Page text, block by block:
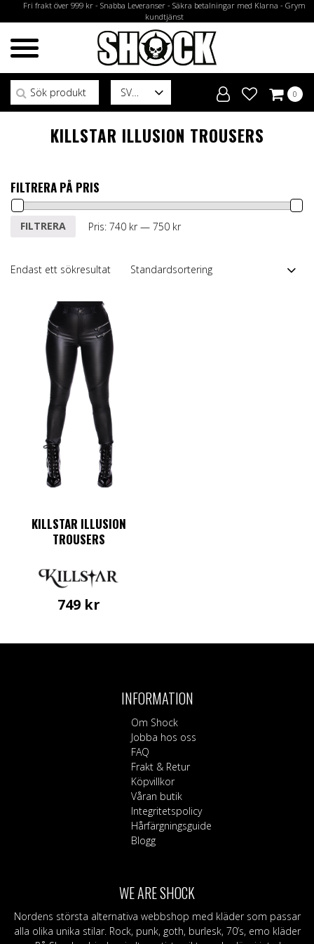
Fri frakt över 999 kr - Snabba Leveranser - Säkra betalningar med Klarna - Grym
kundtjänst
SV
Sök efter:
0
KILLSTAR ILLUSION TROUSERS
FILTRERA PÅ PRIS
Min
MaxFILTRERA Pris: 740 kr— 750 kr
Endast ett sökresultat
KILLSTAR ILLUSION
TROUSERS
749 kr
alternativen
produktsidan
INFORMATION
Om Shock
Jobba hos oss
FAQ
Frakt & Retur
Köpvillkor
Våran butik
Integritetspolicy
Hårfärgningsguide
Blogg
WE ARE SHOCK
Nordens största alternativa webbshop med kläder som passar
alla olika unika stilar. Rock, punk, goth, burlesk, 70’s, emo kläder